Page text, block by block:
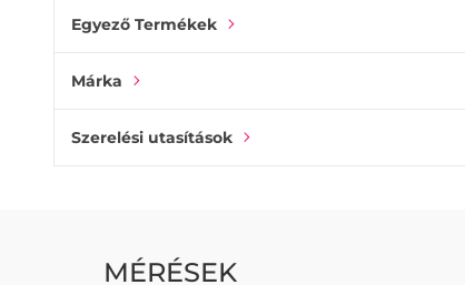
Egyező Termékek
Márka
Szerelési utasítások
MÉRÉSEK